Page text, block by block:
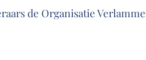
de Organisatie